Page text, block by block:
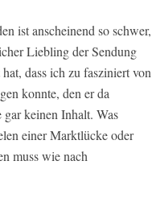
ist anscheinend so schwer,
Liebling der Sendung
dass ich zu fasziniert von
konnte, den er da
keinen Inhalt. Was
einer Marktlücke oder
muss wie nach